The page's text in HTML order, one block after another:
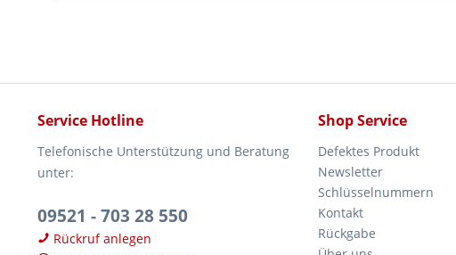
Service Hotline
Telefonische Unterstützung und Beratung
unter:
09521 - 703 28 550
Rückruf anlegen
Shop Service
Defektes Produkt
Newsletter
Schlüsselnummern
Kontakt
Rückgabe